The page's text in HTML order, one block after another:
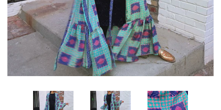
Tu Alquimia
Arte